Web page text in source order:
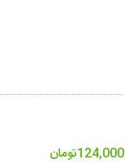
124,000تومان